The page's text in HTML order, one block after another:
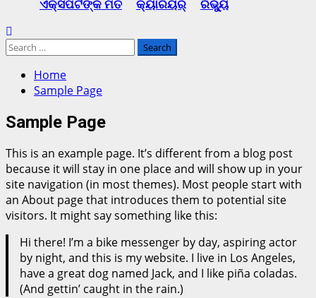
ଏକ୍ସପର୍ଟଙ୍କ ମତ
କ୍ୟାରିୟର୍ ରିଭ୍ୟୁ
Search
for:
Home
Sample Page
Sample Page
This is an example page. It’s different from a blog post
because it will stay in one place and will show up in your
site navigation (in most themes). Most people start with
an About page that introduces them to potential site
visitors. It might say something like this:
Hi there! I’m a bike messenger by day, aspiring actor
by night, and this is my website. I live in Los Angeles,
have a great dog named Jack, and I like piña coladas.
(And gettin’ caught in the rain.)